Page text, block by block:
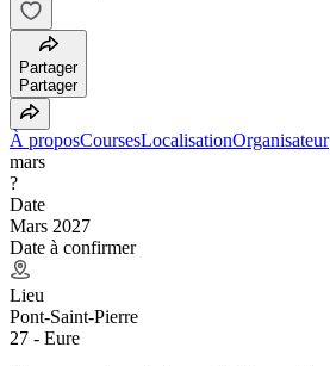
Partager
Partager
À proposCoursesLocalisationOrganisateur
mars
?
Date
Mars 2027
Date à confirmer
Lieu
Pont-Saint-Pierre
27 - Eure